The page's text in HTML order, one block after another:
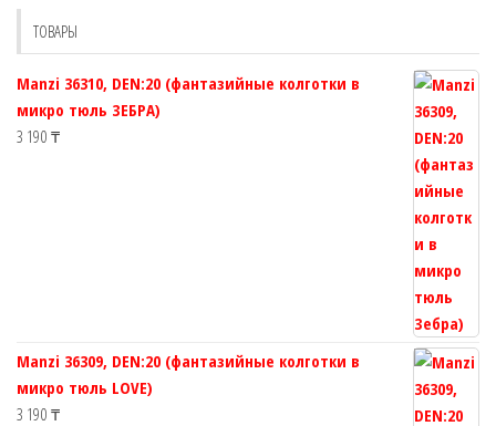
товара.
странице
товара.
ТОВАРЫ
Manzi 36310, DEN:20 (фантазийные колготки в
микро тюль ЗЕБРА)
3 190 ₸
Manzi 36309, DEN:20 (фантазийные колготки в
микро тюль LOVE)
3 190 ₸